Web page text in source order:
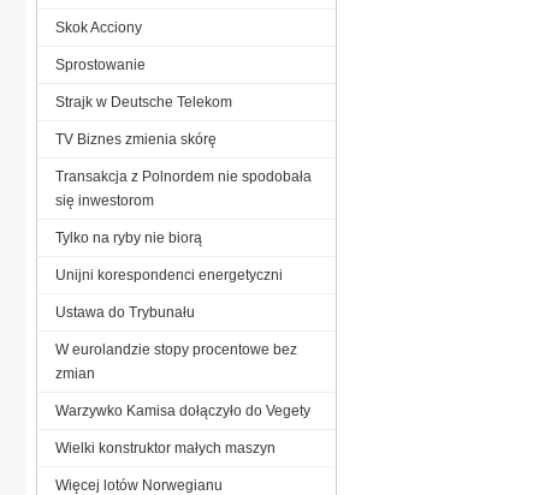
Skok Acciony
Sprostowanie
Strajk w Deutsche Telekom
TV Biznes zmienia skórę
Transakcja z Polnordem nie spodobała
się inwestorom
Tylko na ryby nie biorą
Unijni korespondenci energetyczni
Ustawa do Trybunału
W eurolandzie stopy procentowe bez
zmian
Warzywko Kamisa dołączyło do Vegety
Wielki konstruktor małych maszyn
Więcej lotów Norwegianu